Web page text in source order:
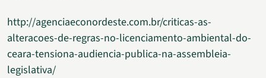
http://agenciaeconordeste.com.br/criticas-as-
alteracoes-de-regras-no-licenciamento-ambiental-do-
ceara-tensiona-audiencia-publica-na-assembleia-
legislativa/